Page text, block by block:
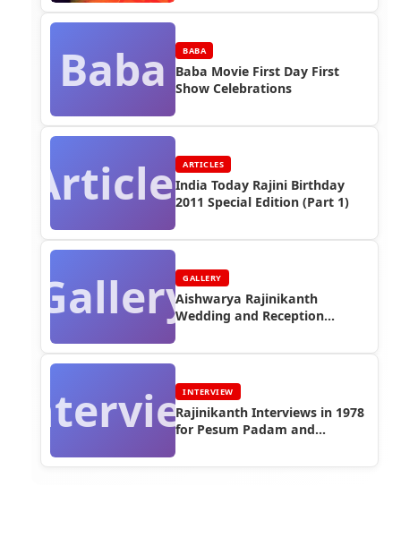
Baba BABA
Baba Movie First Day First
Show Celebrations
ArticlesARTICLES
India Today Rajini Birthday
2011 Special Edition (Part 1)
GalleryGALLERY
Aishwarya Rajinikanth
Wedding and Reception
Interview
INTERVIEW
Rajinikanth Interviews in 1978
for Pesum Padam and